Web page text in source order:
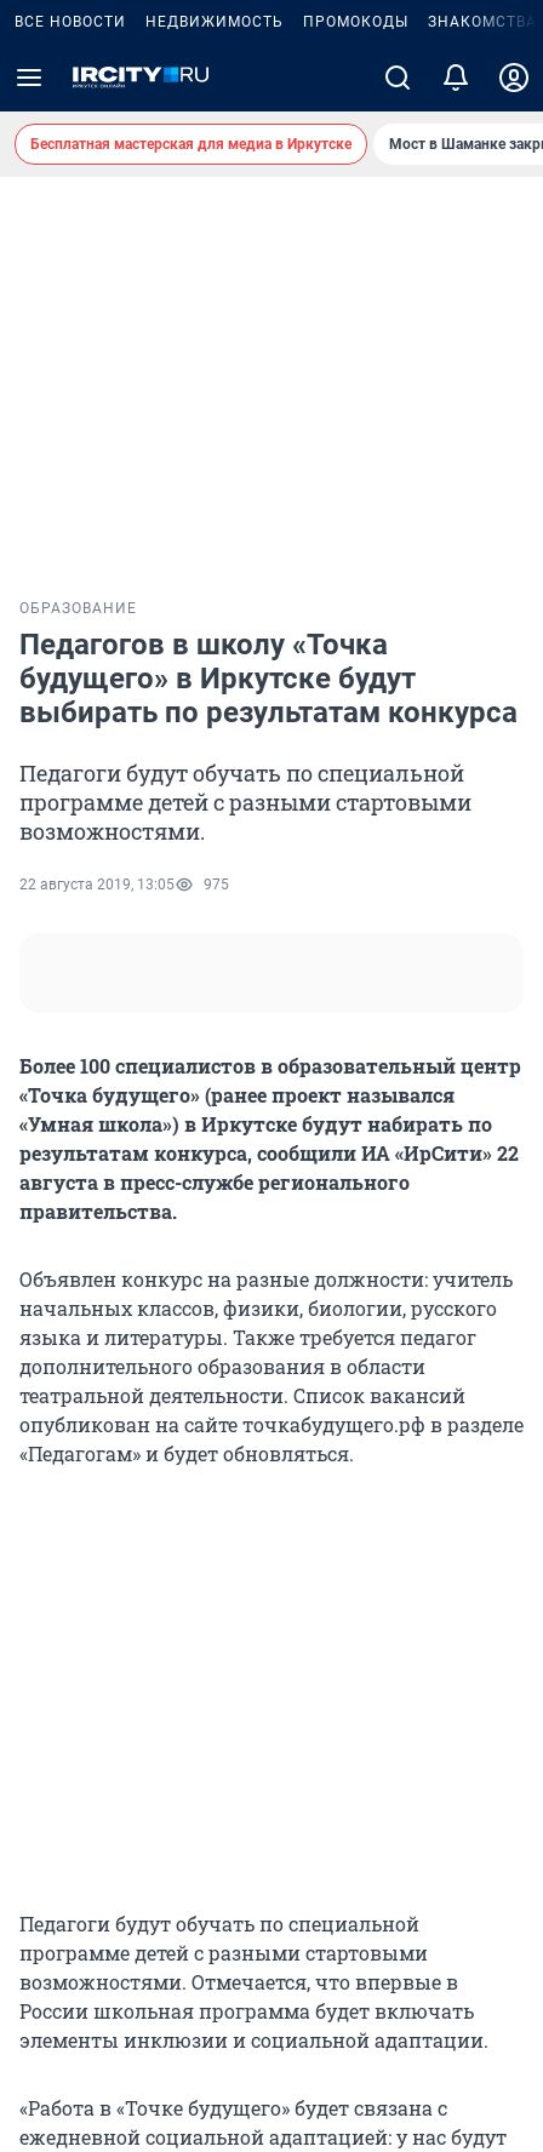
ВСЕ НОВОСТИ НЕДВИЖИМОСТЬ ПРОМОКОДЫ ЗНАКОМСТВА
Бесплатная мастерская для медиа в Иркутске Мост в Шаманке
ОБРАЗОВАНИЕ
Педагогов в школу «Точка
будущего» в Иркутске будут
выбирать по результатам конкурса
Педагоги будут обучать по специальной
программе детей с разными стартовыми
возможностями.
22 августа 2019, 13:05 975
Более 100 специалистов в образовательный центр
«Точка будущего» (ранее проект назывался
«Умная школа») в Иркутске будут набирать по
результатам конкурса, сообщили ИА «ИрСити» 22
августа в пресс-службе регионального
правительства.
Объявлен конкурс на разные должности: учитель
начальных классов, физики, биологии, русского
языка и литературы. Также требуется педагог
дополнительного образования в области
театральной деятельности. Список вакансий
опубликован на сайте точкабудущего.рф в разделе
«Педагогам» и будет обновляться.
Педагоги будут обучать по специальной
программе детей с разными стартовыми
возможностями. Отмечается, что впервые в
России школьная программа будет включать
элементы инклюзии и социальной адаптации.
«Работа в «Точке будущего» будет связана с
ежедневной социальной адаптацией: у нас будут